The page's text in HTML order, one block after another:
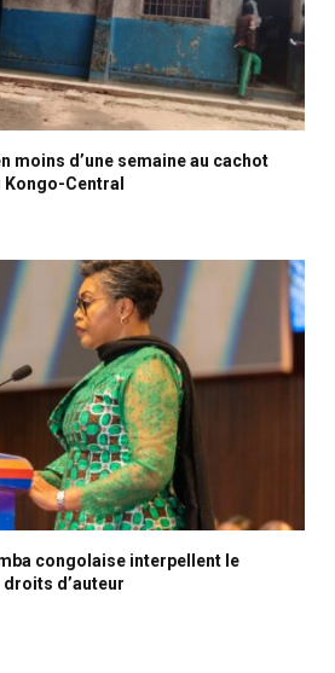
moins d’une semaine au cachot
Central
congolaise interpellent le
d’auteur